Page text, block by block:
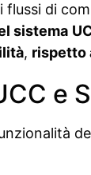
di
sistema
, rispetto
e